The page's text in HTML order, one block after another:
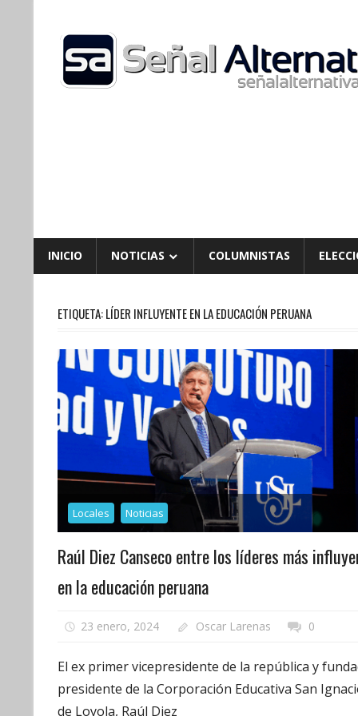
content
INICIO NOTICIAS COLUMNISTAS
ETIQUETA:LÍDER INFLUYENTE EN LA EDUCACIÓN PERUANA
Locales Noticias
Raúl Diez Canseco entre los líderes más
en la educación peruana
23 enero, 2024 Oscar Larenas 0
El ex primer vicepresidente de la república y
presidente de la Corporación Educativa San
de Loyola, Raúl Diez